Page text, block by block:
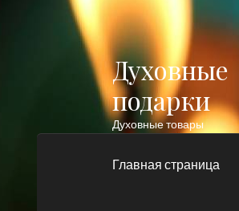
Перейти
к
навигации
Перейти
к
содержимому
Духовные
подарки
Духовные товары
Главная страница